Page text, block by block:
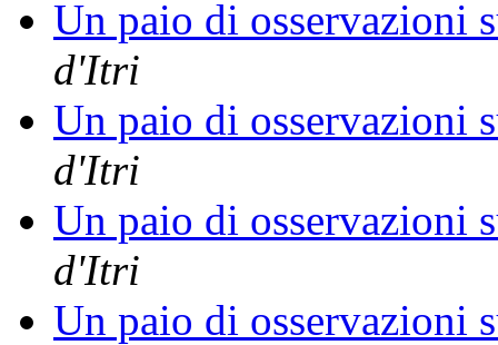
Un paio di osservazioni
d'Itri
Un paio di osservazioni
d'Itri
Un paio di osservazioni
d'Itri
Un paio di osservazioni